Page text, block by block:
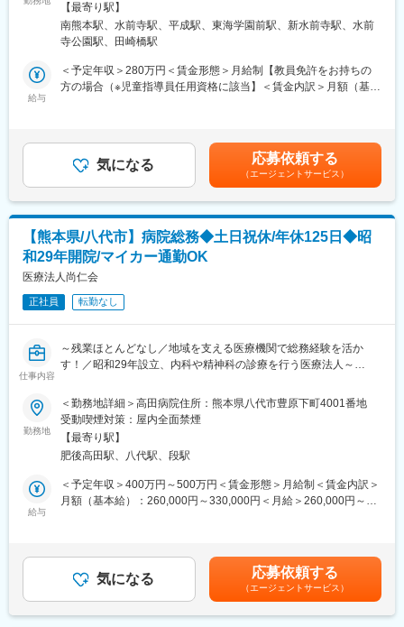
■千広について：
私たち千広は、この社会であらゆる人が自立し、いくつになって
めのサポートを全力で行っています。皆が自分らしい生活を送
れ、日々の人生に幸せを見出すため、お客様の信頼とご期待にお
し続けられることを支援し、どんな状況下に陥っても、全力でお
客様のサポートを行っています。様々なサービスを提供するにあ
たり、お客様にどう喜ばれ、満足していただけるか、どうか解決
できるかを常に意識して行動する人間の強さが当社にはありま
す。様々な事情で自身の思うように生活できない方、その方を献
身的に支え、サポートする方へ地域に絶対に必要と言われる企業
になるよう全力で取り組んでまいりますので、何卒よろしくお願
い申し上げます。
■業務概要：
発達に特性のある子どもたちを支援する「放課後等デイサービ
ス」または「児童発達支援」で、子どもたちの成長をサポートす
る児童指導員を募集します。
■具体的な業務：
施設に通う子どもたち（未就学児～高校生）の療育や学習支援、
15:30～活動・おやつ
17:00～送迎
・9:30～午前療育
・14:00～午後療育
（18:00）で退勤します。
イメージ動画【https://youtu.be/gqF5RxqsTrg】
■働く魅力：
「クラス全体」ではなく「一人ひとり」に深く寄り添う支援が可
能です。「先生」として培った経験は、個別支援計画に基づく療
育でそのまま活かせます。残業は基本なく、持ち帰り仕事も発生
す。 将来的には、施設運営の核となる「児童発達支援管理責任
者」へのキャリアアップも目指せます。
変更の範囲：会社の定める業務
ここ帯山住所：熊本県熊本市中央区帯山1-22-77 受動喫煙対策：
屋内全面禁煙＜勤務地詳細3＞ふぁみさぽここ桜通り住所：熊本県
熊本市南区南区馬渡2-9-13 受動喫煙対策：屋内全面禁煙変更の範
【最寄り駅】
南熊本駅、水前寺駅、平成駅、東海学園前駅、新水前寺駅、水前
寺公園駅、田崎橋駅
給与
＜予定年収＞280万円＜賃金形態＞月給制【教員免許をお持ちの
方の場合（※児童指導員任用資格に該当】＜賃金内訳＞月額（基本
あります。月給(月額)は固定手当を含めた表記です。
気になる 応募依頼する
（エージェントサービス）
【熊本県/八代市】病院総務◆土日祝休/年休125日◆昭
和29年開院/マイカー通勤OK
医療法人尚仁会
正社員 転勤なし
仕事内容
～残業ほとんどなし／地域を支える医療機関で総務経験を活か
す！／昭和29年設立、内科や精神科の診療を行う医療法人～
■業務内容：
総務業務、病院運営業務全般
経営戦略、人事関連、厚労省申請手続き等を幅広くご担当いただ
きます。
具体的な職務内容は下記の通りです。
・職員の採用
・福利厚生業務
・安全衛生管理
・施設基準管理等
入社直後にご対応いただきたい業務については、
勤務地
＜勤務地詳細＞高田病院住所：熊本県八代市豊原下町4001番地
受動喫煙対策：屋内全面禁煙
【最寄り駅】
肥後高田駅、八代駅、段駅
給与
＜予定年収＞400万円～500万円＜賃金形態＞月給制＜賃金内訳＞
月額（基本給）：260,000円～330,000円＜月給＞260,000円～
る可能性があります。月給(月額)は固定手当を含めた表記です。
気になる 応募依頼する
（エージェントサービス）